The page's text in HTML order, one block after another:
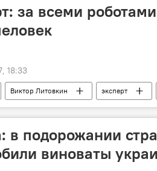
за всеми
18:33
Виктор Литовкин эксперт
в подорожании
виноваты